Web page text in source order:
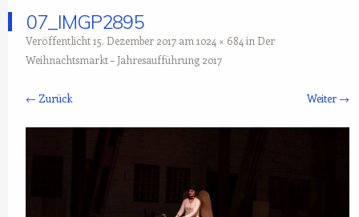
07_IMGP2895
Veröffentlicht15. Dezember 2017am 1024 × 684 in Der
Weihnachtsmarkt – Jahresaufführung 2017
← Zurück Weiter →